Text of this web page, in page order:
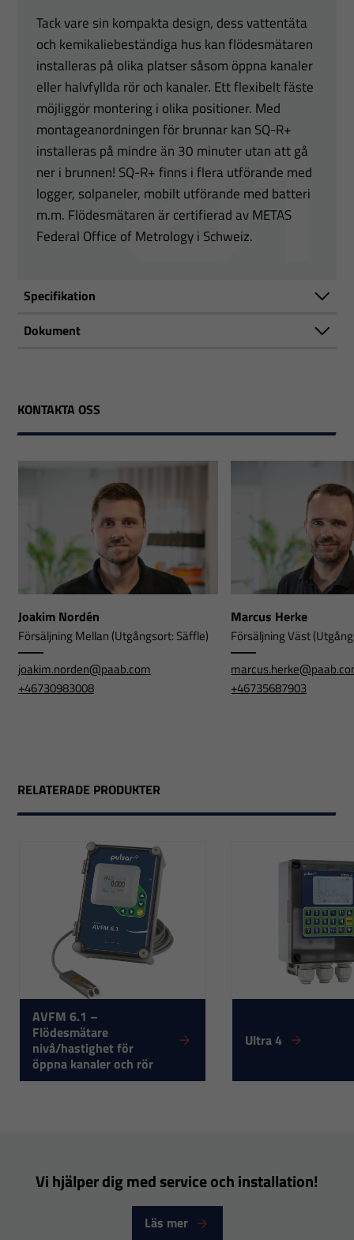
Tack vare sin kompakta design, dess vattentäta
och kemikaliebeständiga hus kan flödesmätaren
installeras på olika platser såsom öppna kanaler
eller halvfyllda rör och kanaler. Ett flexibelt fäste
möjliggör montering i olika positioner. Med
montageanordningen för brunnar kan SQ-R+
installeras på mindre än 30 minuter utan att gå
ner i brunnen! SQ-R+ finns i flera utförande med
logger, solpaneler, mobilt utförande med batteri
m.m. Flödesmätaren är certifierad av METAS
Federal Office of Metrology i Schweiz.
Specifikation
Dokument
KONTAKTA OSS
Joakim Nordén
Försäljning Mellan (Utgångsort: Säffle)
joakim.norden@paab.com
+46730983008
Marcus Herke
Försäljning Väst
+46735687903
RELATERADE PRODUKTER
AVFM 6.1 –
Flödesmätare
nivå/hastighet för
öppna kanaler och rör
Ultra 4
Vi hjälper dig med service och installation!
Läs mer
behövs för
över huvud
fungera.
kunna
hemsidans